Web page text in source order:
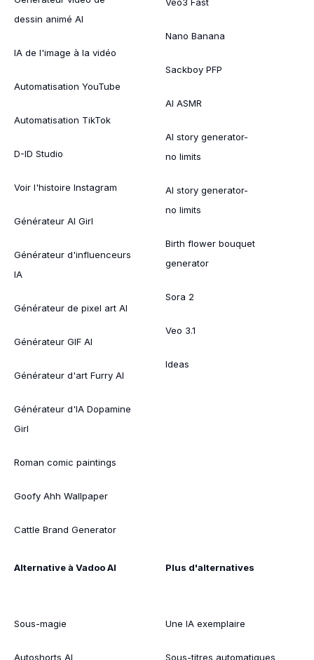
dessin animé AI
IA de l'image à la vidéo
Automatisation YouTube
Automatisation TikTok
D-ID Studio
Voir l'histoire Instagram
Générateur AI Girl
Générateur d'influenceurs
IA
Générateur de pixel art AI
Générateur GIF AI
Générateur d'art Furry AI
Générateur d'IA Dopamine
Girl
Roman comic paintings
Goofy Ahh Wallpaper
Cattle Brand Generator
Nano Banana
Sackboy PFP
AI ASMR
AI story generator-
no limits
AI story generator-
no limits
Birth flower bouquet
generator
Sora 2
Veo 3.1
Ideas
Alternative à Vadoo AI
Sous-magie
Autoshorts AI
Plus d'alternatives
Une IA exemplaire
Sous-titres automatiques